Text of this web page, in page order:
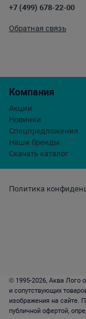
Политика
Компания
Акции
Новинки
Спецпредложения
Наши бренды
Скачать каталог
+7 (499) 678-22-00
Обратная связь
© 1995-2026, Аква Лого
и сопутствующих
изображения на сайте.
публичной офертой,